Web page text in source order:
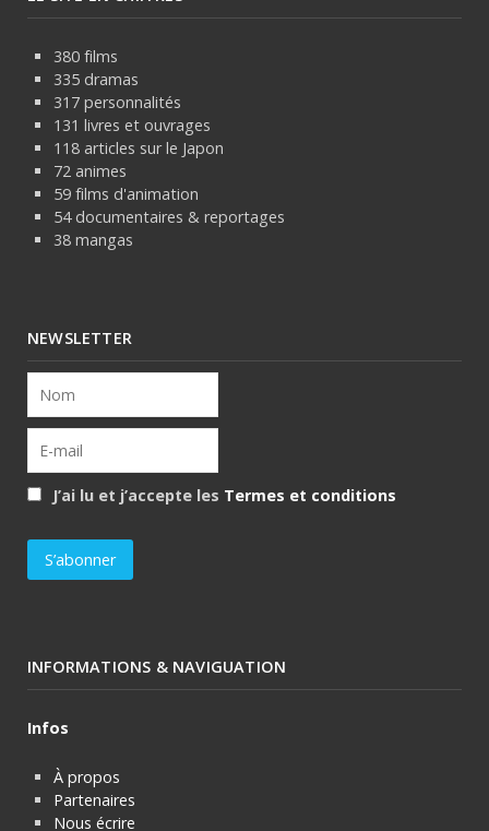
380 films
335 dramas
317 personnalités
131 livres et ouvrages
118 articles sur le Japon
72 animes
59 films d'animation
54 documentaires & reportages
38 mangas
NEWSLETTER
J’ai lu et j’accepte les Termes et conditions
INFORMATIONS & NAVIGUATION
Infos
À propos
Partenaires
Nous écrire